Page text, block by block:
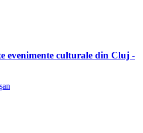
evenimente culturale din Cluj -